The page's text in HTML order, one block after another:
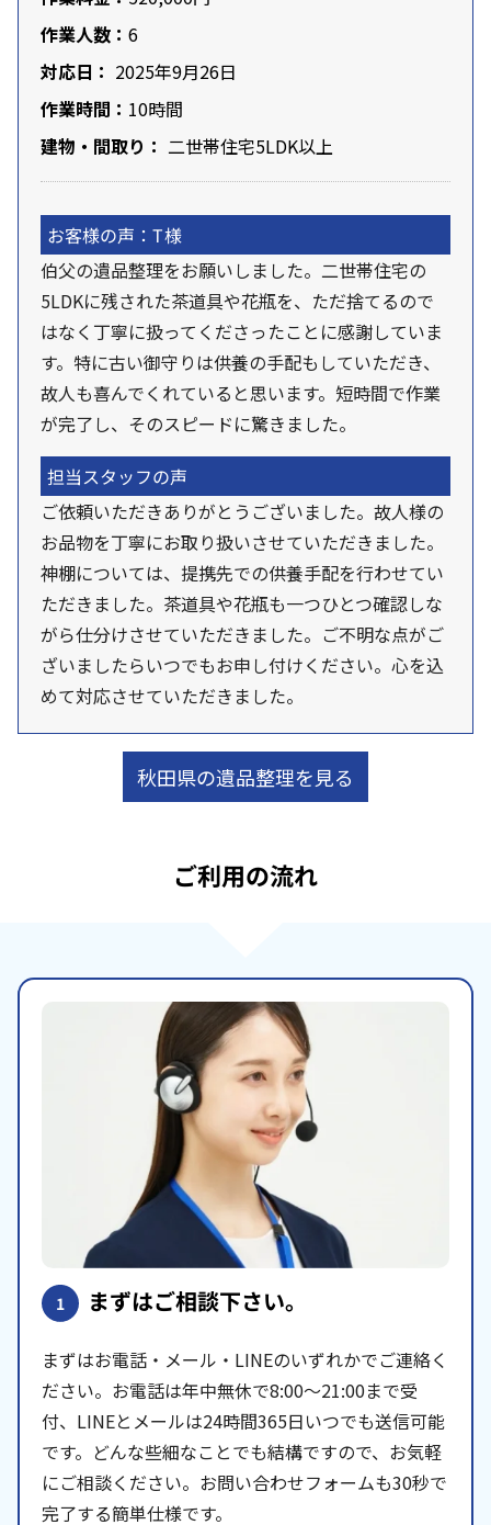
作業人数： 6
対応日： 2025年9月26日
作業時間： 10時間
建物・間取り： 二世帯住宅5LDK以上
お客様の声：T様
伯父の遺品整理をお願いしました。二世帯住宅の
5LDKに残された茶道具や花瓶を、ただ捨てるので
はなく丁寧に扱ってくださったことに感謝していま
す。特に古い御守りは供養の手配もしていただき、
故人も喜んでくれていると思います。短時間で作業
が完了し、そのスピードに驚きました。
担当スタッフの声
ご依頼いただきありがとうございました。故人様の
お品物を丁寧にお取り扱いさせていただきました。
神棚については、提携先での供養手配を行わせてい
ただきました。茶道具や花瓶も一つひとつ確認しな
がら仕分けさせていただきました。ご不明な点がご
ざいましたらいつでもお申し付けください。心を込
めて対応させていただきました。
秋田県の遺品整理を見る
ご利用の流れ
1 まずはご相談下さい。
まずはお電話・メール・LINEのいずれかでご連絡く
ださい。お電話は年中無休で8:00〜21:00まで受
付、LINEとメールは24時間365日いつでも送信可能
です。どんな些細なことでも結構ですので、お気軽
にご相談ください。お問い合わせフォームも30秒で
完了する簡単仕様です。